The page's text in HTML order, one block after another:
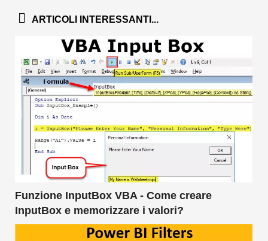
ARTICOLI INTERESSANTI...
Funzione InputBox VBA - Come creare
InputBox e memorizzare i valori?